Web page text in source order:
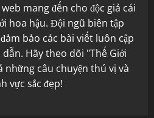
mang đến cho độc giả cái
hoa hậu. Đội ngũ biên tập
bảo các bài viết luôn cập
Hãy theo dõi "Thế Giới
những câu chuyện thú vị và
vực sắc đẹp!